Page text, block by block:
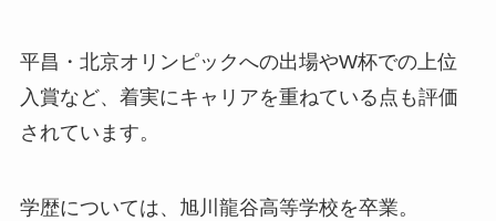
平昌・北京オリンピックへの出場やW杯での上位
入賞など、着実にキャリアを重ねている点も評価
されています。
学歴については、旭川龍谷高等学校を卒業。